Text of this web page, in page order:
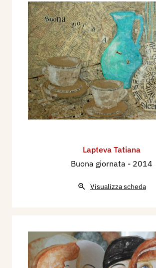
Lapteva Tatiana
Buona giornata - 2014
Visualizza scheda